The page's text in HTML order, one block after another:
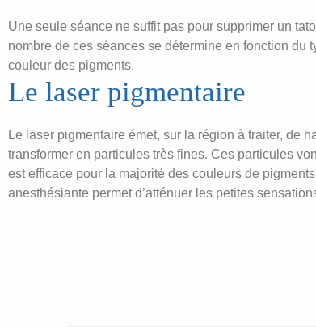
Une seule séance ne suffit pas pour supprimer un
nombre de ces séances se détermine en fonction du
couleur des pigments.
Le laser pigmentaire
Le laser pigmentaire émet, sur la région à traiter, de
transformer en particules très fines. Ces particules
est efficace pour la majorité des couleurs de
anesthésiante permet d’atténuer les petites